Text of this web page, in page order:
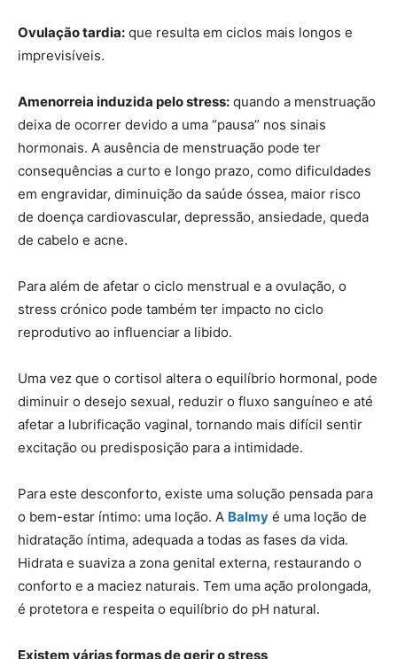
Ovulação tardia: que resulta em ciclos mais longos e
imprevisíveis.
Amenorreia induzida pelo stress: quando a menstruação
deixa de ocorrer devido a uma “pausa” nos sinais
hormonais. A ausência de menstruação pode ter
consequências a curto e longo prazo, como dificuldades
em engravidar, diminuição da saúde óssea, maior risco
de doença cardiovascular, depressão, ansiedade, queda
de cabelo e acne.
Para além de afetar o ciclo menstrual e a ovulação, o
stress crónico pode também ter impacto no ciclo
reprodutivo ao influenciar a libido.
Uma vez que o cortisol altera o equilíbrio hormonal, pode
diminuir o desejo sexual, reduzir o fluxo sanguíneo e até
afetar a lubrificação vaginal, tornando mais difícil sentir
excitação ou predisposição para a intimidade.
Para este desconforto, existe uma solução pensada para
o bem-estar íntimo: uma loção. A Balmy é uma loção de
hidratação íntima, adequada a todas as fases da vida.
Hidrata e suaviza a zona genital externa, restaurando o
conforto e a maciez naturais. Tem uma ação prolongada,
é protetora e respeita o equilíbrio do pH natural.
Existem várias formas de gerir o stress